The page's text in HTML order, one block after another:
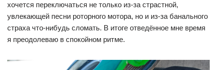
хочется переключаться не только из-за страстной,
увлекающей песни роторного мотора, но и из-за банального
страха что-нибудь сломать. В итоге отведённое мне время
я преодолеваю в спокойном ритме.